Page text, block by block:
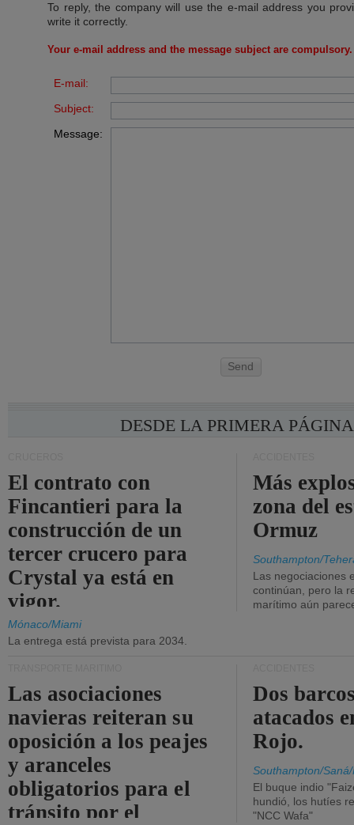
To reply, the company will use the e-mail address you
write it correctly.
Your e-mail address and the message subject are compulsory.
E-mail:
Subject:
Message:
Send
DESDE LA PRIMERA PÁGINA
El contrato con
Fincantieri para la
construcción de un
tercer crucero para
Crystal ya está en
vigor.
Mónaco/Miami
La entrega está prevista para 2034.
Más
zona del
Ormuz
Southampton/
Las negociaciones
continúan, pero la
marítimo aún
Las asociaciones
navieras reiteran su
oposición a los peajes
y aranceles
obligatorios para el
tránsito por el
Dos
atacados
Rojo.
Southampton/
El buque indio
hundió, los hutíes
"NCC Wafa"